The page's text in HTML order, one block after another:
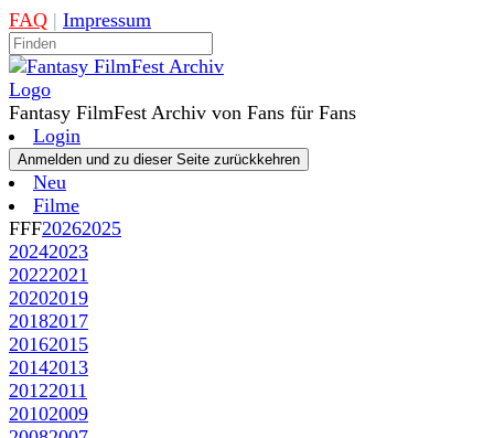
FAQ | Impressum
Fantasy FilmFest Archiv von Fans für Fans
Login
Neu
Filme
FFF20262025
20242023
20222021
20202019
20182017
20162015
20142013
20122011
20102009